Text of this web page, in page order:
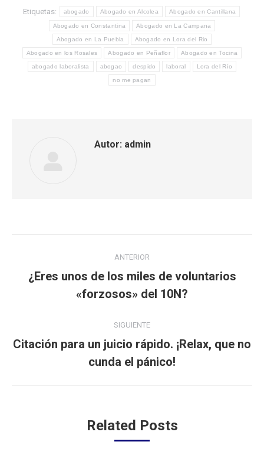
Etiquetas: abogado Abogado en Alcolea Abogado en Cantillana
Abogado en Constantina Abogado en La Campana
Abogado en La Puebla Abogado en Lora del Rio
Abogado en los Rosales Abogado en Peñaflor Abogado en Tocina
abogado laboralista abogao despido laboral Lora del Río
no me pagan
Autor: admin
entre
publicaciones
ANTERIOR
Publicación
anterior:
¿Eres unos de los miles de voluntarios
«forzosos» del 10N?
SIGUIENTE
Publicación
siguiente:
Citación para un juicio rápido. ¡Relax, que no
cunda el pánico!
Related Posts